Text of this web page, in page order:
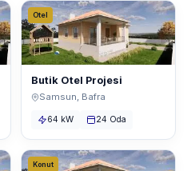
Otel
Butik Otel Projesi
Samsun, Bafra
64 kW 24 Oda
Konut